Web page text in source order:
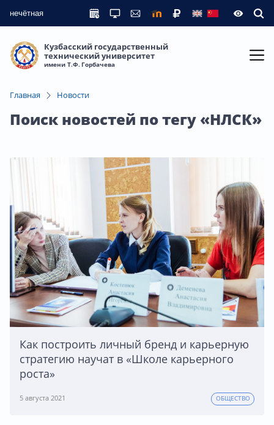
нечётная
Кузбасский государственный
технический университет
имени Т.Ф. Горбачева
Главная Новости
Поиск новостей по тегу «НЛСК»
Как построить личный бренд и карьерную
стратегию научат в «Школе карьерного
роста»
5 августа 2021 ОБЩЕСТВО